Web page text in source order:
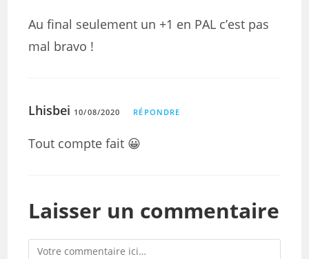
Au final seulement un +1 en PAL c’est pas
mal bravo !
Lhisbei 10/08/2020 RÉPONDRE
Tout compte fait 😀
Laisser un commentaire